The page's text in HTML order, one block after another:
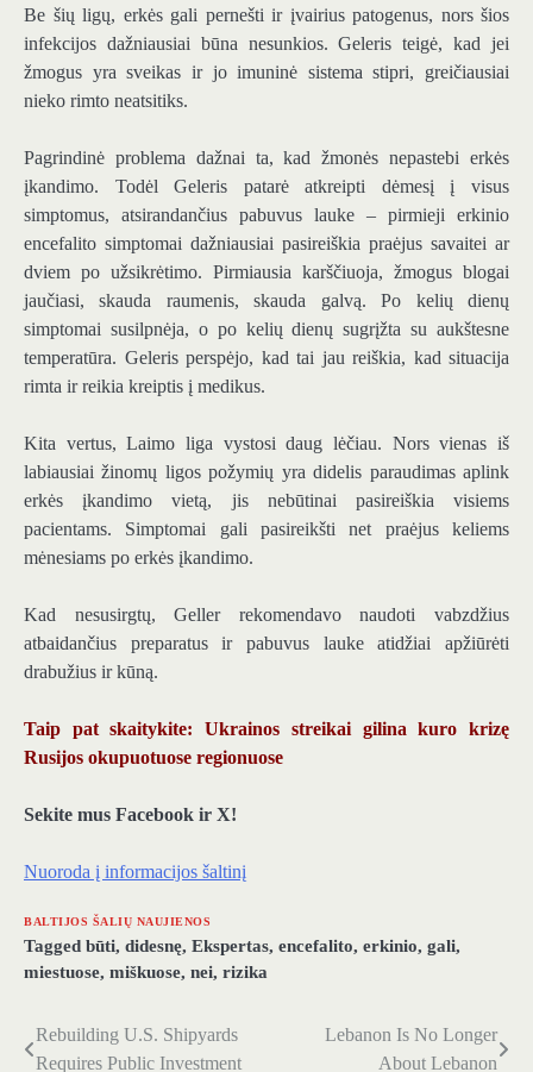
Be šių ligų, erkės gali pernešti ir įvairius patogenus, nors šios
infekcijos dažniausiai būna nesunkios. Geleris teigė, kad jei
žmogus yra sveikas ir jo imuninė sistema stipri, greičiausiai
nieko rimto neatsitiks.
Pagrindinė problema dažnai ta, kad žmonės nepastebi erkės
įkandimo. Todėl Geleris patarė atkreipti dėmesį į visus
simptomus, atsirandančius pabuvus lauke – pirmieji erkinio
encefalito simptomai dažniausiai pasireiškia praėjus savaitei ar
dviem po užsikrėtimo. Pirmiausia karščiuoja, žmogus blogai
jaučiasi, skauda raumenis, skauda galvą. Po kelių dienų
simptomai susilpnėja, o po kelių dienų sugrįžta su aukštesne
temperatūra. Geleris perspėjo, kad tai jau reiškia, kad situacija
rimta ir reikia kreiptis į medikus.
Kita vertus, Laimo liga vystosi daug lėčiau. Nors vienas iš
labiausiai žinomų ligos požymių yra didelis paraudimas aplink
erkės įkandimo vietą, jis nebūtinai pasireiškia visiems
pacientams. Simptomai gali pasireikšti net praėjus keliems
mėnesiams po erkės įkandimo.
Kad nesusirgtų, Geller rekomendavo naudoti vabzdžius
atbaidančius preparatus ir pabuvus lauke atidžiai apžiūrėti
drabužius ir kūną.
Taip pat skaitykite: Ukrainos streikai gilina kuro krizę
Rusijos okupuotuose regionuose
Sekite mus Facebook ir X!
Nuoroda į informacijos šaltinį
BALTIJOS ŠALIŲ NAUJIENOS
Tagged būti, didesnę, Ekspertas, encefalito, erkinio, gali,
miestuose, miškuose, nei, rizika
Navigacija
Rebuilding U.S. Shipyards
Requires Public Investment
Lebanon Is No Longer
About Lebanon